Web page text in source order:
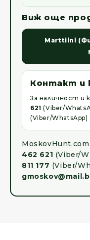
Виж още
Marttiini
Контакт и
За наличност и
621 (Viber/
(Viber/WhatsApp)
462 621 (Viber/
811 177 (Viber/